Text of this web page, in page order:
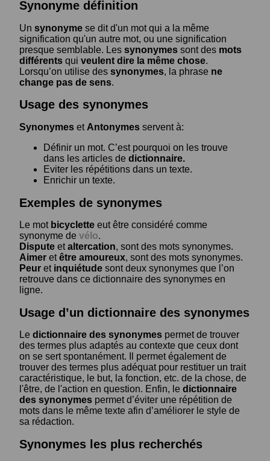
Synonyme définition
Un synonyme se dit d'un mot qui a la même
signification qu'un autre mot, ou une signification
presque semblable. Les synonymes sont des mots
différents qui veulent dire la même chose.
Lorsqu’on utilise des synonymes, la phrase ne
change pas de sens.
Usage des synonymes
Synonymes et Antonymes servent à:
Définir un mot. C’est pourquoi on les trouve
dans les articles de dictionnaire.
Eviter les répétitions dans un texte.
Enrichir un texte.
Exemples de synonymes
Le mot bicyclette eut être considéré comme
synonyme de vélo.
Dispute etaltercation, sont des mots synonymes.
Aimer etêtre amoureux, sont des mots synonymes.
Peur et inquiétude sont deux synonymes que l’on
retrouve dans ce dictionnaire des synonymes en
ligne.
Usage d’un dictionnaire des synonymes
Le dictionnaire des synonymes permet de trouver
des termes plus adaptés au contexte que ceux dont
on se sert spontanément. Il permet également de
trouver des termes plus adéquat pour restituer un trait
caractéristique, le but, la fonction, etc. de la chose, de
l'être, de l'action en question. Enfin, le dictionnaire
des synonymes permet d’éviter une répétition de
mots dans le même texte afin d’améliorer le style de
sa rédaction.
Synonymes les plus recherchés